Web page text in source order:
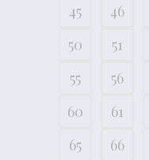
45
46
50
51
55
56
60
61
65
66